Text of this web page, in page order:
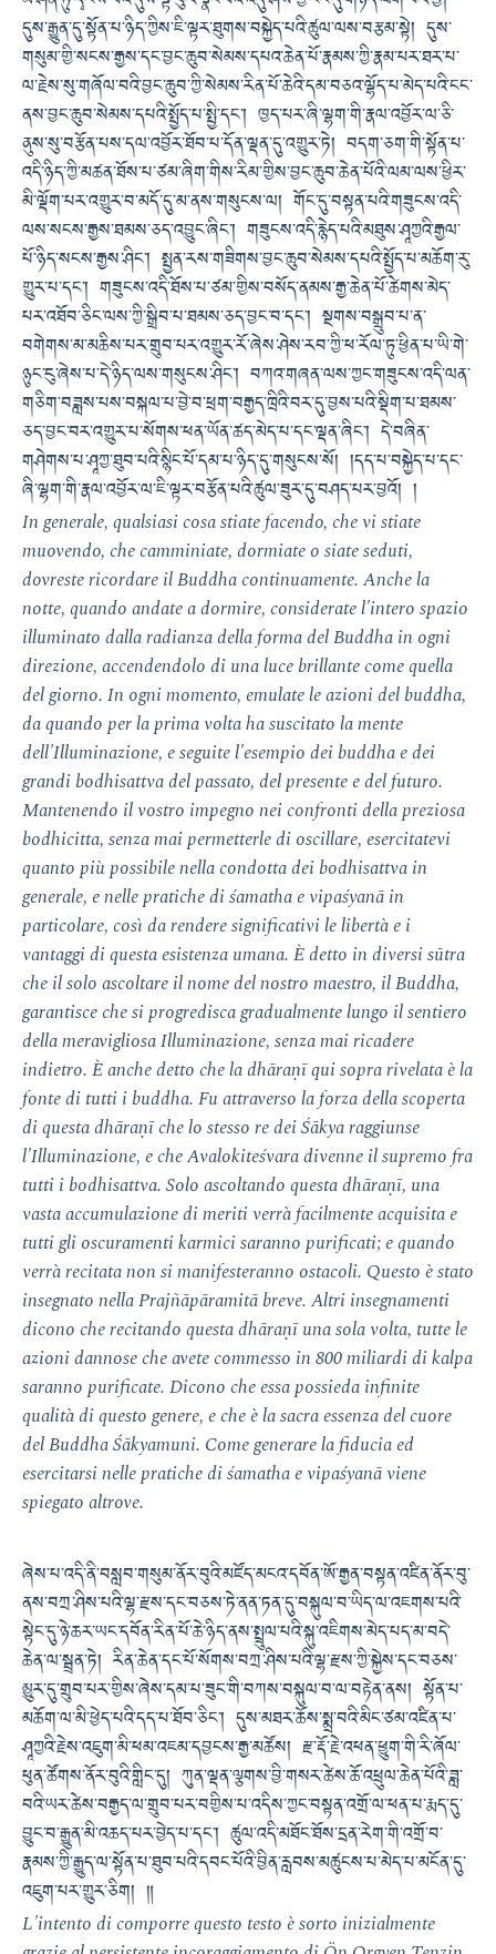
དུས་རྒྱུན་དུ་སྟོན་པ་ཉིད་ཀྱིས་ཇི་ལྟར་ཐུགས་བསྐྱེད་པའི་ཚུལ་ལས་བརྩམ་སྟེ། དུས་
གསུམ་གྱི་སངས་རྒྱས་དང་བྱང་ཆུབ་སེམས་དཔའ་ཆེན་པོ་རྣམས་ཀྱི་རྣམ་པར་ཐར་པ་
ལ་རྗེས་སུ་གཞོལ་བའི་བྱང་ཆུབ་ཀྱི་སེམས་རིན་པོ་ཆེའི་དམ་བཅའ་ལྷོད་པ་མེད་པའི་ངང་
ནས་བྱང་ཆུབ་སེམས་དཔའི་སྤྱོད་པ་སྤྱི་དང་། ཁྱད་པར་ཞི་ལྷག་གི་རྣལ་འབྱོར་ལ་ཅི་
ནུས་སུ་བརྩོན་པས་དལ་འབྱོར་ཐོབ་པ་དོན་ལྡན་དུ་འགྱུར་ཏེ། བདག་ཅག་གི་སྟོན་པ་
འདི་ཉིད་ཀྱི་མཚན་ཐོས་པ་ཙམ་ཞིག་གིས་རིམ་གྱིས་བྱང་ཆུབ་ཆེན་པོའི་ལམ་ལས་ཕྱིར་
མི་ལྡོག་པར་འགྱུར་བ་མདོ་དུ་མ་ནས་གསུངས་ལ། གོང་དུ་བསྟན་པའི་གཟུངས་འདི་
ལས་སངས་རྒྱས་ཐམས་ཅད་འབྱུང་ཞིང་། གཟུངས་འདི་རྙེད་པའི་མཐུས་ཤཱཀྱའི་རྒྱལ་
པོ་ཉིད་སངས་རྒྱས་ཤིང་། སྤྱན་རས་གཟིགས་བྱང་ཆུབ་སེམས་དཔའི་སྤྱོད་པ་མཆོག་རུ་
གྱུར་པ་དང་། གཟུངས་འདི་ཐོས་པ་ཙམ་གྱིས་བསོད་ནམས་རྒྱ་ཆེན་པོ་ཚེགས་མེད་
པར་འཐོབ་ཅིང་ལས་ཀྱི་སྒྲིབ་པ་ཐམས་ཅད་བྱང་བ་དང་། སྔགས་བསྒྲུབ་པ་ན་
བགེགས་མ་མཆིས་པར་གྲུབ་པར་འགྱུར་རོ་ཞེས་ཤེས་རབ་ཀྱི་ཕ་རོལ་ཏུ་ཕྱིན་པ་ཡི་གེ་
ཉུང་ངུ་ཞེས་པ་དེ་ཉིད་ལས་གསུངས་ཤིང་། བཀའ་གཞན་ལས་ཀྱང་གཟུངས་འདི་ལན་
གཅིག་བཟླས་པས་བསྐལ་པ་བྱེ་བ་ཕྲག་བརྒྱད་ཁྲིའི་བར་དུ་བྱས་པའི་སྡིག་པ་ཐམས་
ཅད་བྱང་བར་འགྱུར་པ་སོགས་ཕན་ཡོན་ཚད་མེད་པ་དང་ལྡན་ཞིང་། དེ་བཞིན་
གཤེགས་པ་ཤཱཀྱ་ཐུབ་པའི་སྙིང་པོ་དམ་པ་ཉིད་དུ་གསུངས་སོ། །དད་པ་བསྐྱེད་པ་དང་
ཞི་ལྷག་གི་རྣལ་འབྱོར་ལ་ཇི་ལྟར་བརྩོན་པའི་ཚུལ་ཟུར་དུ་བཤད་པར་བྱའོ། །
In generale, qualsiasi cosa stiate facendo, che vi stiate
muovendo, che camminiate, dormiate o siate seduti,
dovreste ricordare il Buddha continuamente. Anche la
notte, quando andate a dormire, considerate l'intero spazio
illuminato dalla radianza della forma del Buddha in ogni
direzione, accendendolo di una luce brillante come quella
del giorno. In ogni momento, emulate le azioni del buddha,
da quando per la prima volta ha suscitato la mente
dell'Illuminazione, e seguite l'esempio dei buddha e dei
grandi bodhisattva del passato, del presente e del futuro.
Mantenendo il vostro impegno nei confronti della preziosa
bodhicitta, senza mai permetterle di oscillare, esercitatevi
quanto più possibile nella condotta dei bodhisattva in
generale, e nelle pratiche di śamatha e vipaśyanā in
particolare, così da rendere significativi le libertà e i
vantaggi di questa esistenza umana. È detto in diversi sūtra
che il solo ascoltare il nome del nostro maestro, il Buddha,
garantisce che si progredisca gradualmente lungo il sentiero
della meravigliosa Illuminazione, senza mai ricadere
indietro. È anche detto che la dhāraṇī qui sopra rivelata è la
fonte di tutti i buddha. Fu attraverso la forza della scoperta
di questa dhāraṇī che lo stesso re dei Śākya raggiunse
l'Illuminazione, e che Avalokiteśvara divenne il supremo fra
tutti i bodhisattva. Solo ascoltando questa dhāraṇī, una
vasta accumulazione di meriti verrà facilmente acquisita e
tutti gli oscuramenti karmici saranno purificati; e quando
verrà recitata non si manifesteranno ostacoli. Questo è stato
insegnato nella Prajñāpāramitā breve. Altri insegnamenti
dicono che recitando questa dhāraṇī una sola volta, tutte le
azioni dannose che avete commesso in 800 miliardi di kalpa
saranno purificate. Dicono che essa possieda infinite
qualità di questo genere, e che è la sacra essenza del cuore
del Buddha Śākyamuni. Come generare la fiducia ed
esercitarsi nelle pratiche di śamatha e vipaśyanā viene
spiegato altrove.
ཞེས་པ་འདི་ནི་བསླབ་གསུམ་ནོར་བུའི་མཛོད་མངའ་དབོན་ཨོ་རྒྱན་བསྟན་འཛིན་ནོར་བུ་
ནས་བཀྲ་ཤིས་པའི་ལྷ་རྫས་དང་བཅས་ཏེ་ནན་ཏན་དུ་བསྐུལ་བ་ཡིད་ལ་འཇགས་པའི་
སྟེང་དུ་ཉེ་ཆར་ཡང་དབོན་རིན་པོ་ཆེ་ཉིད་ནས་སྤྲུལ་པའི་སྐུ་འཇིགས་མེད་པད་མ་བདེ་
ཆེན་ལ་སྦྲན་ཏེ། རིན་ཆེན་དང་པོ་སོགས་བཀྲ་ཤིས་པའི་ལྷ་རྫས་ཀྱི་སྐྱེས་དང་བཅས་
མྱུར་དུ་གྲུབ་པར་གྱིས་ཞེས་དམ་པ་ཟུང་གི་བཀས་བསྐུལ་བ་ལ་བརྟེན་ནས། སྟོན་པ་
མཆོག་ལ་མི་ཕྱེད་པའི་དད་པ་ཐོབ་ཅིང་། དུས་མཐར་ཆོས་སྨྲ་བའི་མིང་ཙམ་འཛིན་པ་
ཤཱཀྱའི་རྗེས་འཇུག་མི་ཕམ་འཇམ་དབྱངས་རྒྱ་མཚོས། རྫ་རྡོ་རྗེ་འཕན་ཕྱུག་གི་རི་ཞོལ་
ཕུན་ཚོགས་ནོར་བུའི་གླིང་དུ། ཀུན་ལྡན་ལྕགས་བྱི་གསར་ཚེས་ཆོ་འཕྲུལ་ཆེན་པོའི་ཟླ་
བའི་ཡར་ཚེས་བརྒྱད་ལ་གྲུབ་པར་བགྱིས་པ་འདིས་ཀྱང་བསྟན་འགྲོ་ལ་ཕན་པ་རྨད་དུ་
བྱུང་བ་རྒྱུན་མི་འཆད་པར་བྱེད་པ་དང་། ཚུལ་འདི་མཐོང་ཐོས་དྲན་རེག་གི་འགྲོ་བ་
རྣམས་ཀྱི་རྒྱུད་ལ་སྟོན་པ་ཐུབ་པའི་དབང་པོའི་བྱིན་རླབས་མཚུངས་པ་མེད་པ་མངོན་དུ་
འཇུག་པར་གྱུར་ཅིག། ༎
L'intento di comporre questo testo è sorto inizialmente